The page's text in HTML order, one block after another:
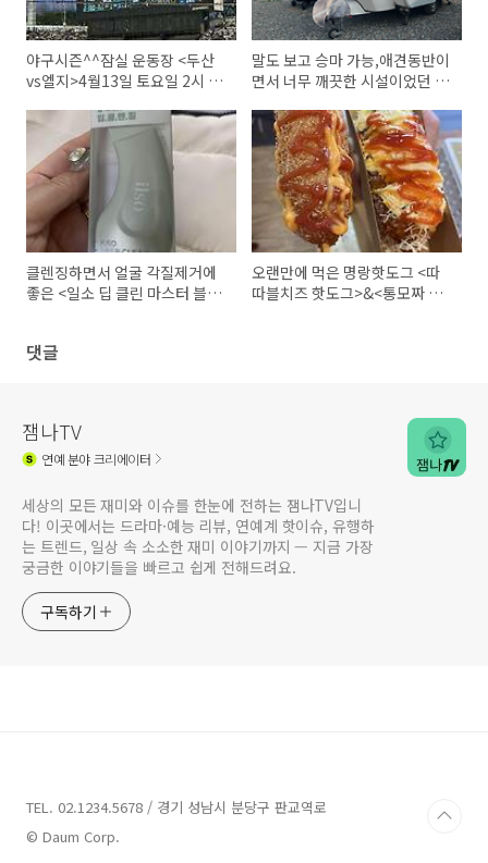
야구시즌^^잠실 운동장 <두산
vs엘지>4월13일 토요일 2시 야
말도 보고 승마 가능,애견동반이
면서 너무 깨끗한 시설이었던 <
클렌징하면서 얼굴 각질제거에
좋은 <일소 딥 클린 마스터 블랙
오랜만에 먹은 명랑핫도그 <따
따블치즈 핫도그>&<통모짜 핫
댓글
잼나TV
연예분야 크리에이터
세상의 모든 재미와 이슈를 한눈에 전하는 잼나TV입니
다! 이곳에서는 드라마·예능 리뷰, 연예계 핫이슈, 유행하
는 트렌드, 일상 속 소소한 재미 이야기까지 — 지금 가장
궁금한 이야기들을 빠르고 쉽게 전해드려요.
구독하기
TEL. 02.1234.5678 / 경기 성남시 분당구 판교역로
© Daum Corp.